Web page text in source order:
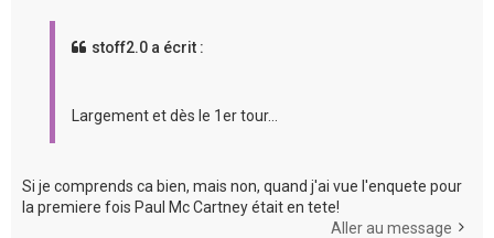
stoff2.0 a écrit :
Largement et dès le 1er tour...
Si je comprends ca bien, mais non, quand j'ai vue l'enquete pour
la premiere fois Paul Mc Cartney était en tete!
Aller au message